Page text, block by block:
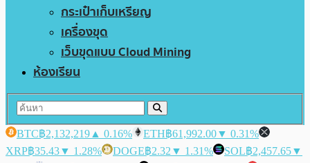
กระเป๋าเก็บเหรียญ
เครื่องขุด
เว็บขุดแบบ Cloud Mining
ห้องเรียน
BTC฿2,132,219 ▲ 0.16% ETH฿61,992.00▼ 0.31%
XRP฿35.43▼ 1.28% DOGE฿2.32 ▼ 1.31% SOL฿2,457.65▼